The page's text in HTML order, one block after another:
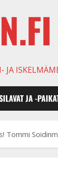
JA
JA -
Tommi